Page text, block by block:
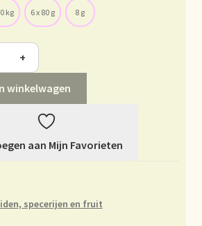
kg 6 x 80 g 8 g
+
winkelwagen
aan Mijn Favorieten
specerijen en fruit